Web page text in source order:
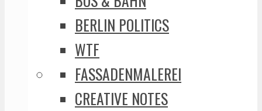
BERLIN POLITICS
WTF
FASSADENMALEREI
CREATIVE NOTES